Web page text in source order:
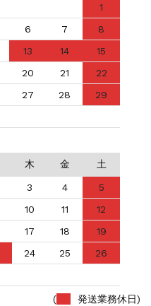
1
6 7
8
13 14
15
20 21
22
27 28
29
木 金 土
3 4
5
10 11
12
17 18
19
24 25
26
( 発送業務休日)